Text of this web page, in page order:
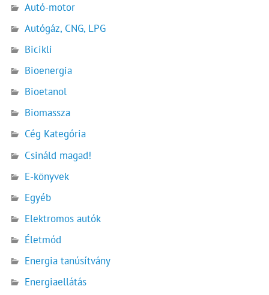
Autó-motor
Autógáz, CNG, LPG
Bicikli
Bioenergia
Bioetanol
Biomassza
Cég Kategória
Csináld magad!
E-könyvek
Egyéb
Elektromos autók
Életmód
Energia tanúsítvány
Energiaellátás